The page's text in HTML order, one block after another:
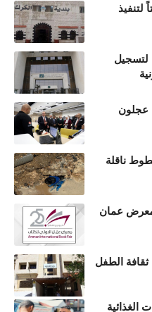
لتنفيذ
لتسجيل
عجلون
ناقلة
معرض عمان
ثقافة الطفل
الغذائية